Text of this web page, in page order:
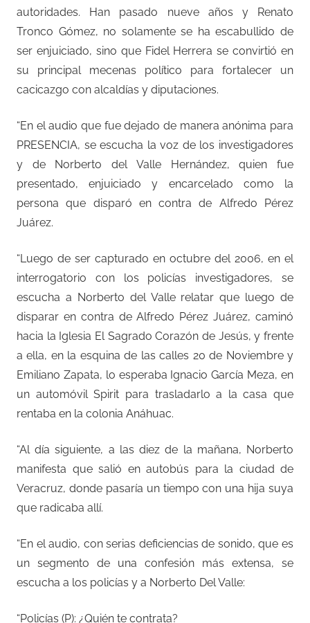
autoridades. Han pasado nueve años y Renato
Tronco Gómez, no solamente se ha escabullido de
ser enjuiciado, sino que Fidel Herrera se convirtió en
su principal mecenas político para fortalecer un
cacicazgo con alcaldías y diputaciones.
“En el audio que fue dejado de manera anónima para
PRESENCIA, se escucha la voz de los investigadores
y de Norberto del Valle Hernández, quien fue
presentado, enjuiciado y encarcelado como la
persona que disparó en contra de Alfredo Pérez
Juárez.
“Luego de ser capturado en octubre del 2006, en el
interrogatorio con los policías investigadores, se
escucha a Norberto del Valle relatar que luego de
disparar en contra de Alfredo Pérez Juárez, caminó
hacia la Iglesia El Sagrado Corazón de Jesús, y frente
a ella, en la esquina de las calles 20 de Noviembre y
Emiliano Zapata, lo esperaba Ignacio García Meza, en
un automóvil Spirit para trasladarlo a la casa que
rentaba en la colonia Anáhuac.
“Al día siguiente, a las diez de la mañana, Norberto
manifesta que salió en autobús para la ciudad de
Veracruz, donde pasaría un tiempo con una hija suya
que radicaba allí.
“En el audio, con serias deficiencias de sonido, que es
un segmento de una confesión más extensa, se
escucha a los policías y a Norberto Del Valle:
“Policías (P): ¿Quién te contrata?